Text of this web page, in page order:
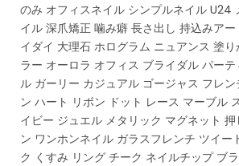
のみ オフィスネイル シンプルネイル U24
イル 深爪矯正 噛み癖 長さ出し 持込みア
イダイ 大理石 ホログラム ニュアンス 塗り
ラー オーロラ オフィス ブライダル パー
ル ガーリー カジュアル ゴージャス フレン
ン ハート リボン ドット レース マーブル
イビー ジュエル メタリック マグネット
ン ワンホンネイル ガラスフレンチ ツイ
ク くすみ リング チーク ネイルチップ ブ